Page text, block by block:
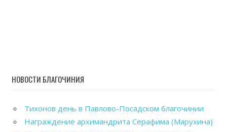
НОВОСТИ БЛАГОЧИНИЯ
Тихонов день в Павлово-Посадском благочинии
Награждение архимандрита Серафима (Марухина)